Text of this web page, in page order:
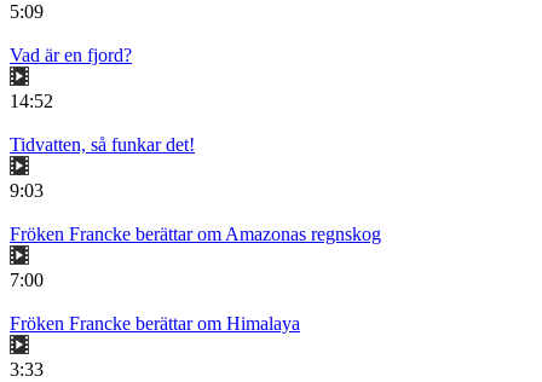
5:09
Vad är en fjord?
14:52
Tidvatten, så funkar det!
9:03
Fröken Francke berättar om Amazonas regnskog
7:00
Fröken Francke berättar om Himalaya
3:33